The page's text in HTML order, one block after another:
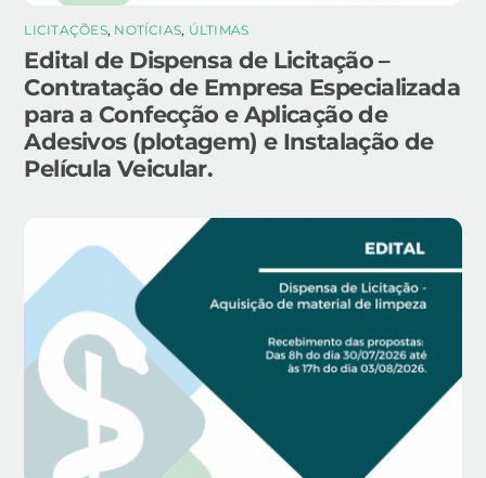
LICITAÇÕES, NOTÍCIAS, ÚLTIMAS
Edital de Dispensa de Licitação –
Contratação de Empresa Especializada
para a Confecção e Aplicação de
Adesivos (plotagem) e Instalação de
Película Veicular.